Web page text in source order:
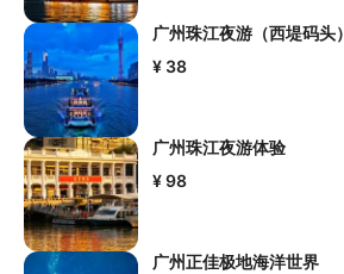
广州珠江夜游（西堤码头）
¥ 38
广州珠江夜游体验
¥ 98
广州正佳极地海洋世界